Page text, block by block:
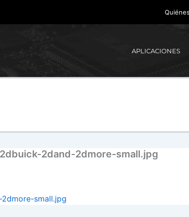
APLICACIONES
2dand-2dmore-small.jpg
small.jpg